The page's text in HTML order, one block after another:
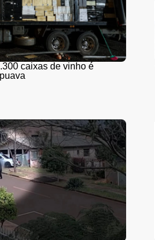
caixas de vinho é